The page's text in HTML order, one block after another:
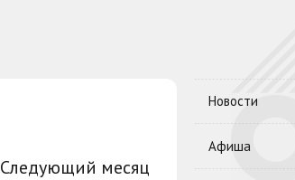
Следующий месяц
Новости
Афиша